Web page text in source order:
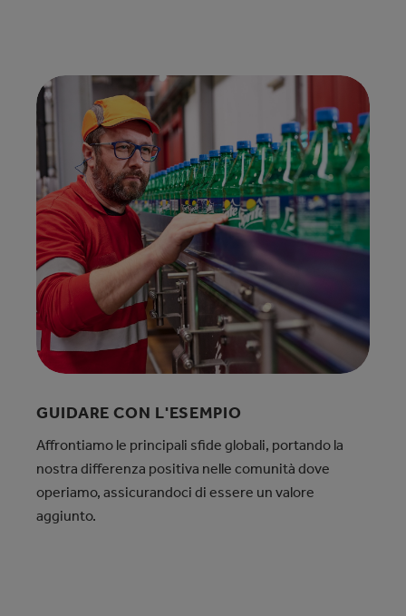
GUIDARE CON L'ESEMPIO
Affrontiamo le principali sfide globali, portando la
nostra differenza positiva nelle comunità dove
operiamo, assicurandoci di essere un valore
aggiunto.